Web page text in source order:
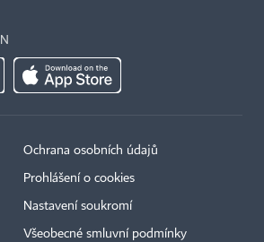
Ochrana osobních údajů
Prohlášení o cookies
Nastavení soukromí
Všeobecné smluvní podmínky